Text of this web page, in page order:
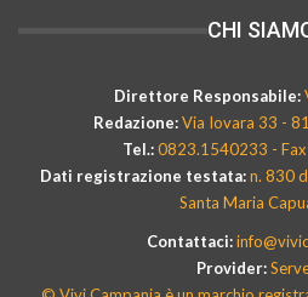
CHI
Direttore Responsabile:
Redazione:Via Iovara 33 -
Tel.:0823.1540233 -
Dati registrazione testata:n. 830
Santa Maria
Contattaci:
Provider: